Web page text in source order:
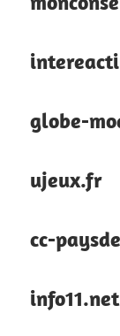
globe-
ujeux.fr
cc-
info11.net